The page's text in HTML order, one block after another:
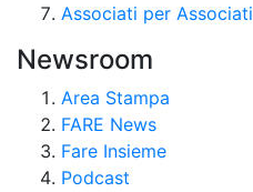
Associati per Associati
Newsroom
Area Stampa
FARE News
Fare Insieme
Podcast